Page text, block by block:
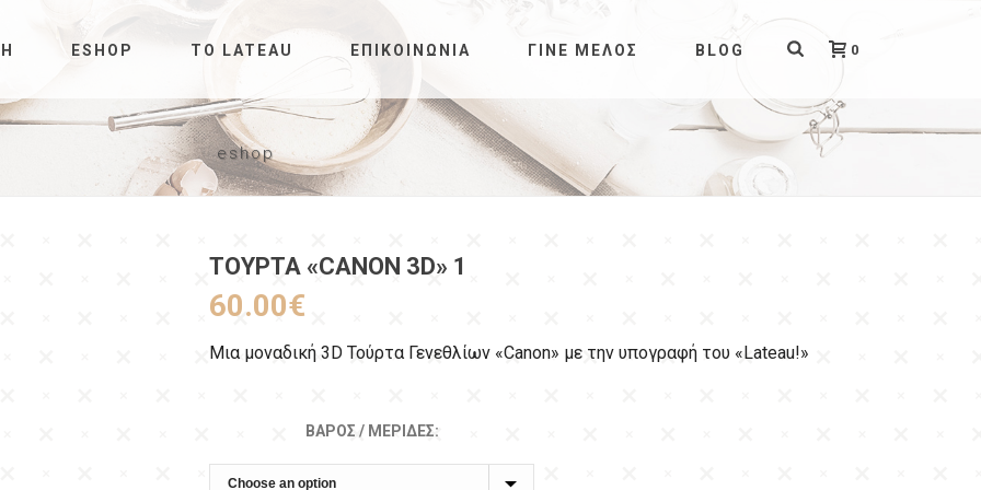
ESHOP ΤΟ LATEAU ΕΠΙΚΟΙΝΩΝΊΑ ΓΊΝΕ ΜΈΛΟΣ BLOG 0
eshop
ΤΟΎΡΤΑ «CANON 3D» 1
60.00€
Μια μοναδική 3D Τούρτα Γενεθλίων «Canon» με την υπογραφή του «Lateau!»
ΒΆΡΟΣ / ΜΕΡΊΔΕΣ: